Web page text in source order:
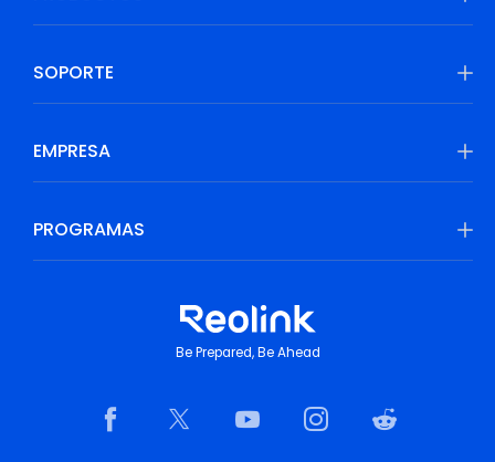
SOPORTE
EMPRESA
PROGRAMAS
Be Prepared, Be Ahead